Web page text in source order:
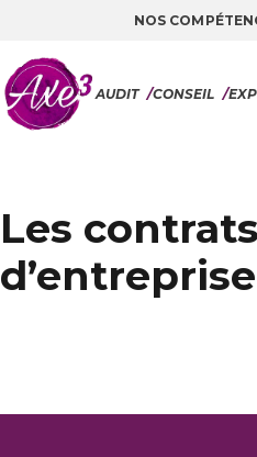
NOS
AUDIT /CONSEIL /
Les
d’entreprise